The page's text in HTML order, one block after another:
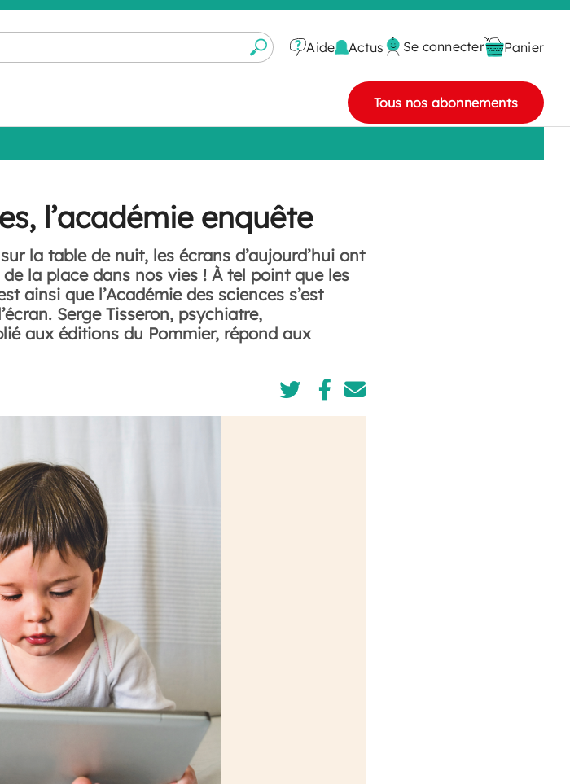
Aide Actus Se connecter Panier
Tous nos abonnements
l’académie enquête
la table de nuit, les écrans d’aujourd’hui ont
la place dans nos vies ! À tel point que les
ainsi que l’Académie des sciences s’est
Serge Tisseron, psychiatre,
aux éditions du Pommier, répond aux